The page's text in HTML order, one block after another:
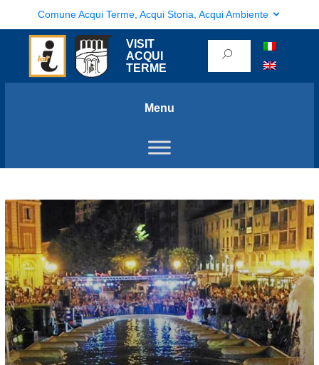
Comune Acqui Terme, Acqui Storia, Acqui Ambiente
VISIT
ACQUI
TERME
Menu